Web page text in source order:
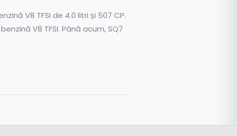
V8 TFSI de 4.0 litri și 507 CP.
V8 TFSI. Până acum, SQ7